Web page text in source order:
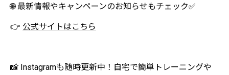
🌐 最新情報やキャンペーンのお知らせもチェック✅
👉 公式サイトはこちら
📸 Instagramも随時更新中！自宅で簡単トレーニングや